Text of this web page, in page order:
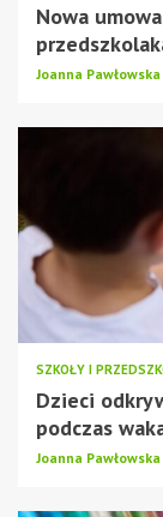
Nowa
Joanna Pawłowska
SZKOŁY I
Dzieci
podczas
Joanna Pawłowska